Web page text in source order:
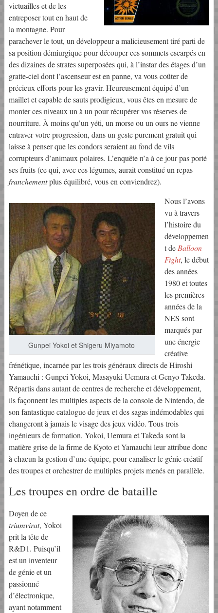
victuailles et de les
entreposer tout en haut de
la montagne. Pour
parachever le tout, un développeur a malicieusement tiré parti de
sa position démiurgique pour découper ces sommets escarpés en
des dizaines de strates superposées qui, à l’instar des étages d’un
gratte-ciel dont l’ascenseur est en panne, va vous coûter de
précieux efforts pour les gravir. Heureusement équipé d’un
maillet et capable de sauts prodigieux, vous êtes en mesure de
monter ces niveaux un à un pour récupérer vos réserves de
nourriture. À moins qu’un yéti, un morse ou un ours ne vienne
entraver votre progression, dans un geste purement gratuit qui
laisse à penser que les condors seraient au fond de vils
corrupteurs d’animaux polaires. L’enquête n’a à ce jour pas porté
ses fruits (ce qui, avec ces légumes, aurait constitué un repas
franchementplus équilibré, vous en conviendrez).
Gunpei Yokoi et Shigeru Miyamoto
Nous l’avons
vu à travers
l’histoire du
développemen
t deBalloon
Fight, le début
des années
1980 et toutes
les premières
années de la
NES sont
marqués par
une énergie
créative
frénétique, incarnée par les trois généraux directs de Hiroshi
Yamauchi : Gunpei Yokoi, Masayuki Uemura et Genyo Takeda.
Répartis dans autant de centres de recherche et développement,
ils façonnent les multiples aspects de la console de Nintendo, de
son fantastique catalogue de jeux et des sagas indémodables qui
changeront à jamais le visage des jeux vidéo. Tous trois
ingénieurs de formation, Yokoi, Uemura et Takeda sont la
matière grise de la firme de Kyoto et Yamauchi leur attribue donc
à chacun la gestion d’une équipe, pour canaliser le génie créatif
des troupes et orchestrer de multiples projets menés en parallèle.
Les troupes en ordre de bataille
Doyen de ce
triumvirat, Yokoi
prit la tête de
R&D1. Puisqu’il
est un inventeur
de génie et un
passionné
d’électronique,
ayant notamment